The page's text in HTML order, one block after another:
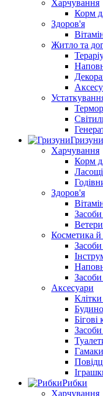
Харчування
Корм
Здоров'я
Житло та
Гризуни
Харчування
Корм
Здоров'я
Засоби
Косметика й
Аксесуари
Бігові
Рибки
Харчування